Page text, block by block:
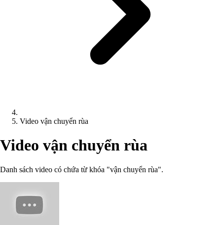
Video vận chuyển rùa
Video vận chuyển rùa
Danh sách video có chứa từ khóa "vận chuyển rùa".